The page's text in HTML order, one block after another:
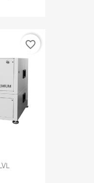
favorite_border